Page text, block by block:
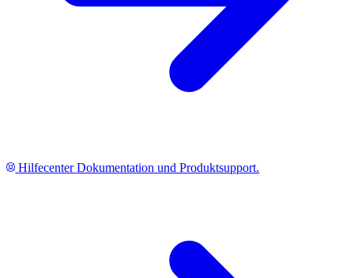
Hilfecenter Dokumentation und Produktsupport.